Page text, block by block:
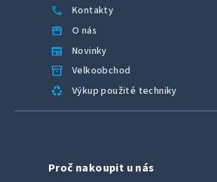
call Kontakty
storefront O nás
newspaper Novinky
inventory_2 Velkoobchod
recycling Výkup použité techniky
Proč nakoupit u nás